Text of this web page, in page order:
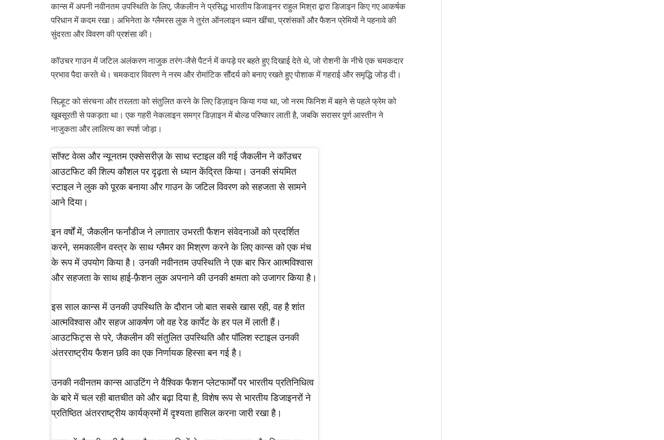
कान्स में अपनी नवीनतम उपस्थिति के लिए, जैकलीन ने प्रसिद्ध भारतीय डिजाइनर राहुल मिश्रा द्वारा डिजाइन किए गए आकर्षक
परिधान में कदम रखा। अभिनेता के ग्लैमरस लुक ने तुरंत ऑनलाइन ध्यान खींचा, प्रशंसकों और फैशन प्रेमियों ने पहनावे की
सुंदरता और विवरण की प्रशंसा की।
कॉउचर गाउन में जटिल अलंकरण नाजुक तरंग-जैसे पैटर्न में कपड़े पर बहते हुए दिखाई देते थे, जो रोशनी के नीचे एक चमकदार
प्रभाव पैदा करते थे। चमकदार विवरण ने नरम और रोमांटिक सौंदर्य को बनाए रखते हुए पोशाक में गहराई और समृद्धि जोड़ दी।
सिल्हूट को संरचना और तरलता को संतुलित करने के लिए डिज़ाइन किया गया था, जो नरम फिनिश में बहने से पहले फ्रेम को
खूबसूरती से पकड़ता था। एक गहरी नेकलाइन समग्र डिज़ाइन में बोल्ड परिष्कार लाती है, जबकि सरासर पूर्ण आस्तीन ने
नाजुकता और लालित्य का स्पर्श जोड़ा।
सॉफ्ट वेव्स और न्यूनतम एक्सेसरीज़ के साथ स्टाइल की गई जैकलीन ने कॉउचर
आउटफिट की शिल्प कौशल पर दृढ़ता से ध्यान केंद्रित किया। उनकी संयमित
स्टाइल ने लुक को पूरक बनाया और गाउन के जटिल विवरण को सहजता से सामने
आने दिया।
इन वर्षों में, जैकलीन फर्नांडीज ने लगातार उभरती फैशन संवेदनाओं को प्रदर्शित
करने, समकालीन वस्त्र के साथ ग्लैमर का मिश्रण करने के लिए कान्स को एक मंच
के रूप में उपयोग किया है। उनकी नवीनतम उपस्थिति ने एक बार फिर आत्मविश्वास
और सहजता के साथ हाई-फ़ैशन लुक अपनाने की उनकी क्षमता को उजागर किया है।
इस साल कान्स में उनकी उपस्थिति के दौरान जो बात सबसे खास रही, वह है शांत
आत्मविश्वास और सहज आकर्षण जो वह रेड कार्पेट के हर पल में लाती हैं।
आउटफिट्स से परे, जैकलीन की संतुलित उपस्थिति और पॉलिश स्टाइल उनकी
अंतरराष्ट्रीय फैशन छवि का एक निर्णायक हिस्सा बन गई है।
उनकी नवीनतम कान्स आउटिंग ने वैश्विक फैशन प्लेटफार्मों पर भारतीय प्रतिनिधित्व
के बारे में चल रही बातचीत को और बढ़ा दिया है, विशेष रूप से भारतीय डिजाइनरों ने
प्रतिष्ठित अंतरराष्ट्रीय कार्यक्रमों में दृश्यता हासिल करना जारी रखा है।